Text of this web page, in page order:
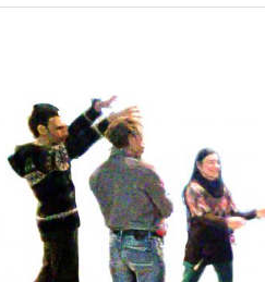
Authentic
Connection